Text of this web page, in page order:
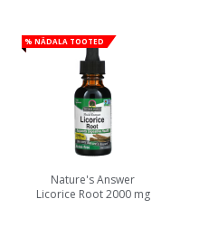
% Nädala tooted
Nature's Answer
Licorice Root 2000 mg